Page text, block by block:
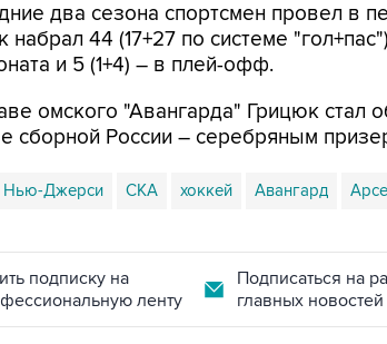
два сезона спортсмен провел в
набрал 44 (17+27 по системе
и 5 (1+4) – в плей-офф.
омского "Авангарда" Грицюк стал
сборной России – серебряным
Нью-Джерси СКА хоккей Авангард
подписку на
ленту
Подписаться на
главных новостей